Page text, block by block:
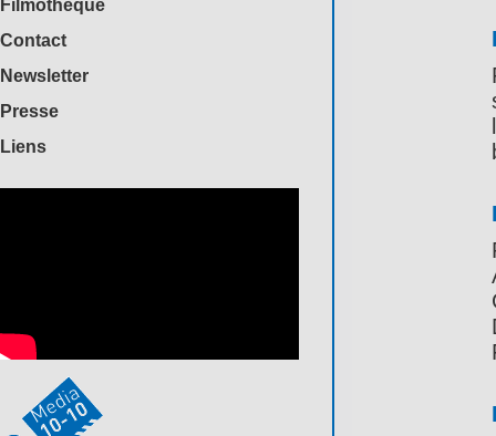
Filmothèque
Contact
Newsletter
Presse
Liens